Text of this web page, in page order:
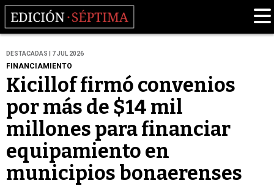
DESTACADAS | 7 JUL 2026
FINANCIAMIENTO
Kicillof firmó convenios
por más de $14 mil
millones para financiar
equipamiento en
municipios bonaerenses